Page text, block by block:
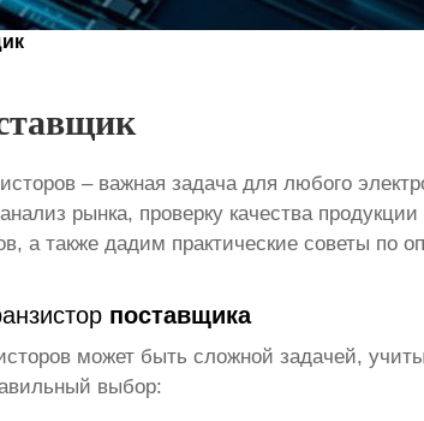
– важная задача для любого
рынка, проверку качества
а также дадим практические советы по
поставщика
может быть сложной задачей,
выбор: